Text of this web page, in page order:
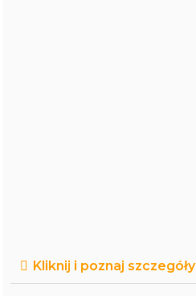
Kliknij i poznaj szczegóły